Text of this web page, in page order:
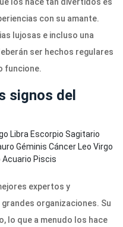
con su amante.
lujosas e incluso una
ser hechos regulares
funcione.
signos del
Libra Escorpio Sagitario
Géminis Cáncer Leo Virgo
Acuario Piscis
expertos y
organizaciones. Su
lo que a menudo los hace